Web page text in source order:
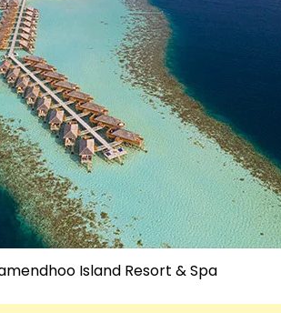
Island Resort & Spa